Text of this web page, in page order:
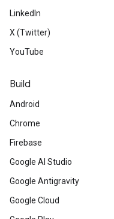
LinkedIn
X (Twitter)
YouTube
Build
Android
Chrome
Firebase
Google AI Studio
Google Antigravity
Google Cloud